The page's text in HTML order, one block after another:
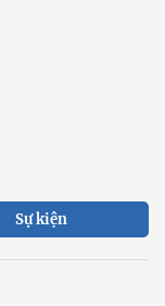
Sự kiện